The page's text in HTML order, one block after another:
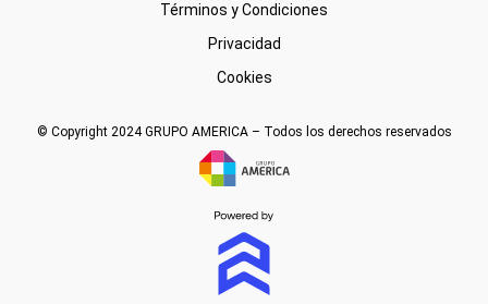
Términos y Condiciones
Privacidad
Cookies
© Copyright 2024 GRUPO AMERICA – Todos los derechos reservados